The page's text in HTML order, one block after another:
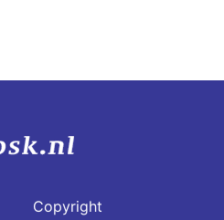
Copyright